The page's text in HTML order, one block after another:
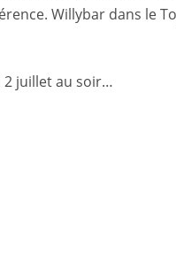
Willybar dans le
2 juillet au soir…